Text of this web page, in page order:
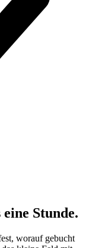
Stunde.
worauf gebucht